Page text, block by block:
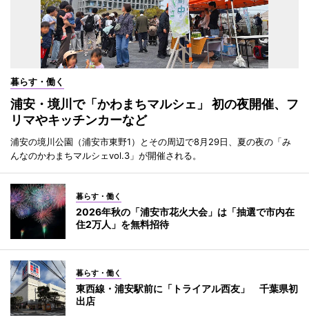
暮らす・働く
浦安・境川で「かわまちマルシェ」 初の夜開催、フ
リマやキッチンカーなど
浦安の境川公園（浦安市東野1）とその周辺で8月29日、夏の夜の「み
んなのかわまちマルシェvol.3」が開催される。
暮らす・働く
2026年秋の「浦安市花火大会」は「抽選で市内在
住2万人」を無料招待
暮らす・働く
東西線・浦安駅前に「トライアル西友」 千葉県初
出店